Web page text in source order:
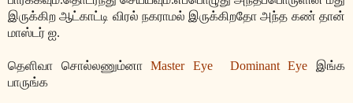
இருக்கிற ஆட்காட்டி விரல் நகராமல் இருக்கிறதோ அந்த கண் தான்
மாஸ்டர் ஐ.
தெளிவா சொல்லணும்னாMaster Eye Dominant Eye இங்க
பாருங்க